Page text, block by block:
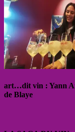
art…dit vin : Yann
de Blaye